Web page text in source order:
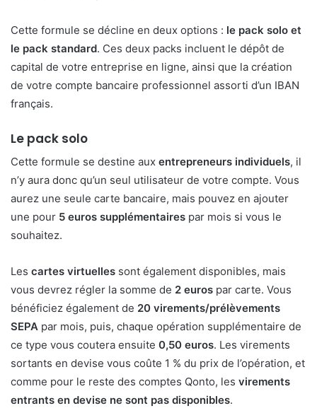
Cette formule se décline en deux options : le pack solo et
le pack standard. Ces deux packs incluent le dépôt de
capital de votre entreprise en ligne, ainsi que la création
de votre compte bancaire professionnel assorti d’un IBAN
français.
Le pack solo
Cette formule se destine aux entrepreneurs individuels, il
n’y aura donc qu’un seul utilisateur de votre compte. Vous
aurez une seule carte bancaire, mais pouvez en ajouter
une pour 5 euros supplémentaires par mois si vous le
souhaitez.
Les cartes virtuelles sont également disponibles, mais
vous devrez régler la somme de 2 euros par carte. Vous
bénéficiez également de 20 virements/prélèvements
SEPA par mois, puis, chaque opération supplémentaire de
ce type vous coutera ensuite 0,50 euros. Les virements
sortants en devise vous coûte 1 % du prix de l’opération, et
comme pour le reste des comptes Qonto, les virements
entrants en devise ne sont pas disponibles.